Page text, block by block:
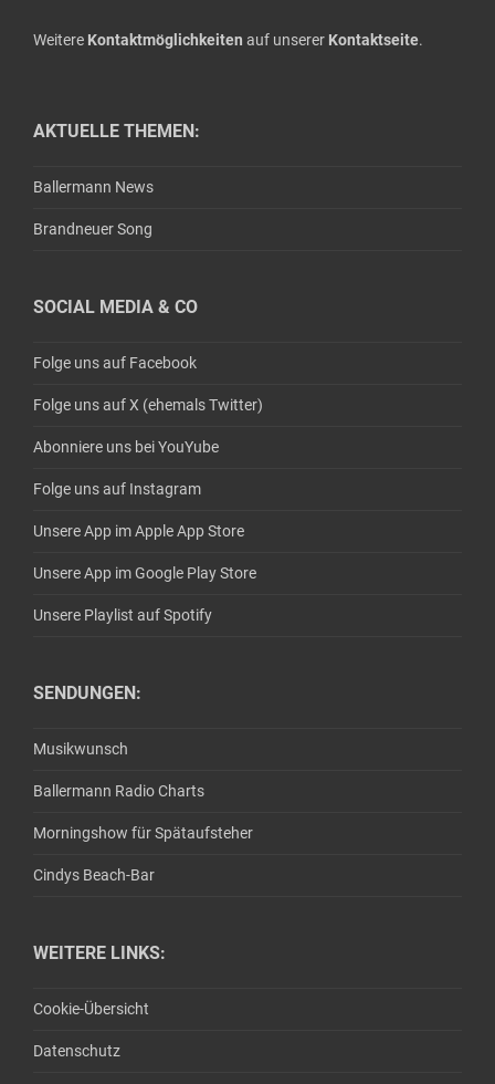
Weitere Kontaktmöglichkeiten auf unserer Kontaktseite.
AKTUELLE THEMEN:
Ballermann News
Brandneuer Song
SOCIAL MEDIA & CO
Folge uns auf Facebook
Folge uns auf X (ehemals Twitter)
Abonniere uns bei YouYube
Folge uns auf Instagram
Unsere App im Apple App Store
Unsere App im Google Play Store
Unsere Playlist auf Spotify
SENDUNGEN:
Musikwunsch
Ballermann Radio Charts
Morningshow für Spätaufsteher
Cindys Beach-Bar
WEITERE LINKS:
Cookie-Übersicht
Datenschutz